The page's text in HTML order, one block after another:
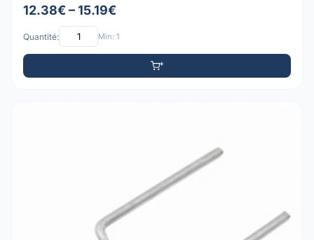
12.38€ – 15.19€
Quantité: Min: 1